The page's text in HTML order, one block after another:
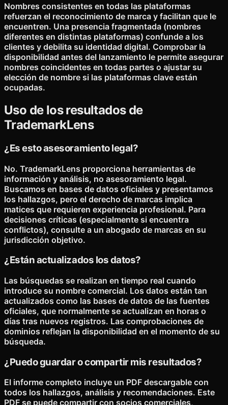
Nombres consistentes en todas las plataformas
refuerzan el reconocimiento de marca y facilitan que le
encuentren. Una presencia fragmentada (nombres
diferentes en distintas plataformas) confunde a los
clientes y debilita su identidad digital. Comprobar la
disponibilidad antes del lanzamiento le permite asegurar
nombres coincidentes en todas partes o ajustar su
elección de nombre si las plataformas clave están
ocupadas.
Uso de los resultados de
TrademarkLens
¿Es esto asesoramiento legal?
No. TrademarkLens proporciona herramientas de
información y análisis, no asesoramiento legal.
Buscamos en bases de datos oficiales y presentamos
los hallazgos, pero el derecho de marcas implica
matices que requieren experiencia profesional. Para
decisiones críticas (especialmente si encuentra
conflictos), consulte a un abogado de marcas en su
jurisdicción objetivo.
¿Están actualizados los datos?
Las búsquedas se realizan en tiempo real cuando
introduce su nombre comercial. Los datos están tan
actualizados como las bases de datos de las fuentes
oficiales, que normalmente se actualizan en horas o
días tras nuevos registros. Las comprobaciones de
dominios reflejan la disponibilidad en el momento de su
búsqueda.
¿Puedo guardar o compartir mis resultados?
El informe completo incluye un PDF descargable con
todos los hallazgos, análisis y recomendaciones. Este
PDF se puede compartir con socios comerciales,